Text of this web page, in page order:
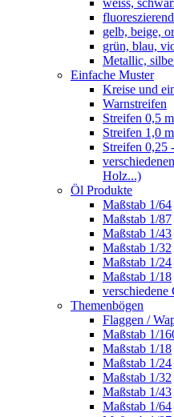
weiss,
gelb, beige,
grün, blau,
Metallic,
Einfache Muster
Kreise und
Warnstreifen
Streifen 0,5
Streifen 1,0
Streifen 0,25
Holz...)
Öl Produkte
Maßstab 1/64
Maßstab 1/87
Maßstab 1/43
Maßstab 1/32
Maßstab 1/24
Maßstab 1/18
verschiedene
Themenbögen
Flaggen /
Maßstab 1/
Maßstab 1/18
Maßstab 1/24
Maßstab 1/32
Maßstab 1/43
Maßstab 1/64